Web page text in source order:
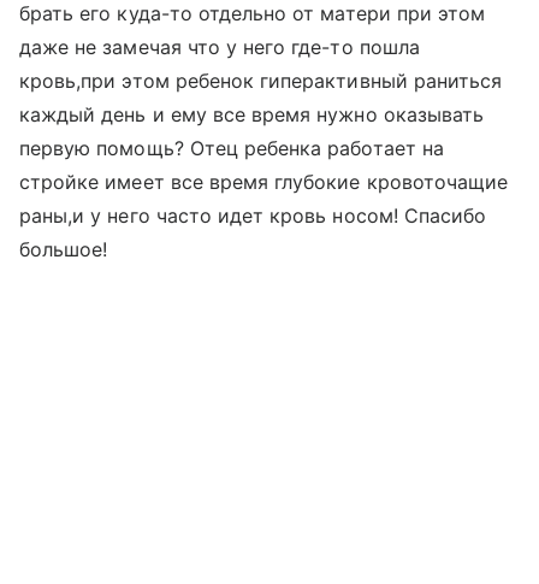
брать его куда-то отдельно от матери при этом
даже не замечая что у него где-то пошла
кровь,при этом ребенок гиперактивный раниться
каждый день и ему все время нужно оказывать
первую помощь? Отец ребенка работает на
стройке имеет все время глубокие кровоточащие
раны,и у него часто идет кровь носом! Спасибо
большое!